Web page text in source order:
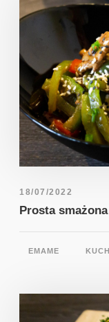
18/07/2022
Prosta
EMAME